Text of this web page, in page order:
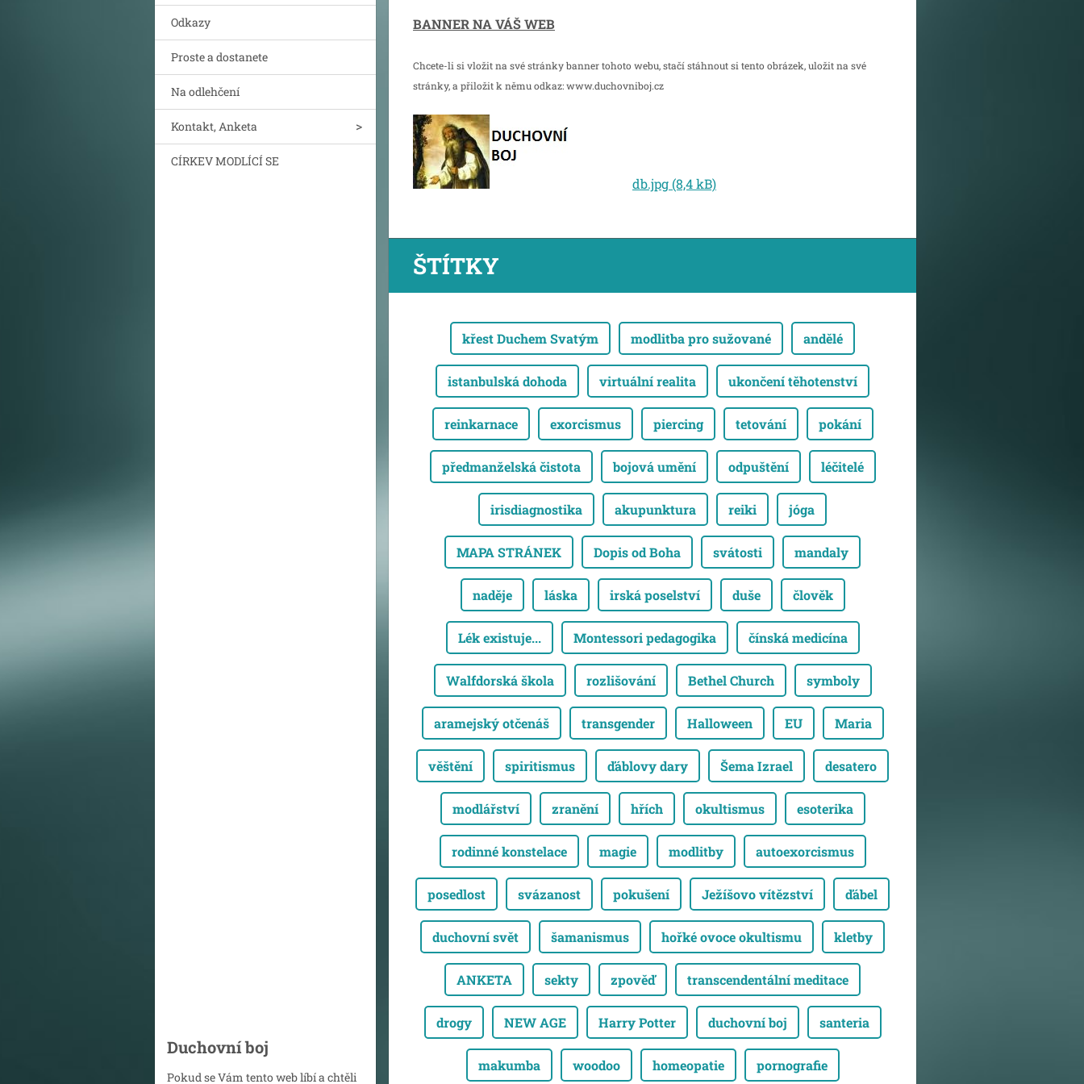
Odkazy
Proste a dostanete
Na odlehčení
Kontakt, Anketa
CÍRKEV MODLÍCÍ SE
Duchovní boj
Pokud se Vám tento web líbí a chtěli
BANNER NA VÁŠ WEB
Chcete-li si vložit na své stránky banner tohoto webu, stačí stáhnout si tento obrázek, uložit na své
stránky, a přiložit k němu odkaz: www.duchovniboj.cz
db.jpg (8,4 kB)
ŠTÍTKY
křest Duchem Svatým modlitba pro sužované andělé
istanbulská dohoda virtuální realita ukončení těhotenství
reinkarnace exorcismus piercing tetování pokání
předmanželská čistota bojová umění odpuštění léčitelé
irisdiagnostika akupunktura reiki jóga
MAPA STRÁNEK Dopis od Boha svátosti mandaly
naděje láska irská poselství duše člověk
Lék existuje... Montessori pedagogika čínská medicína
Walfdorská škola rozlišování Bethel Church symboly
aramejský otčenáš transgender Halloween EU Maria
věštění spiritismus ďáblovy dary Šema Izrael desatero
modlářství zranění hřích okultismus esoterika
rodinné konstelace magie modlitby autoexorcismus
posedlost svázanost pokušení Ježíšovo vítězství ďábel
duchovní svět šamanismus hořké ovoce okultismu kletby
ANKETA sekty zpověď transcendentální meditace
drogy NEW AGE Harry Potter duchovní boj santeria
makumba woodoo homeopatie pornografie